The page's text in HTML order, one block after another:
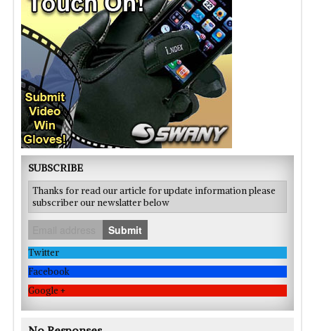
SUBSCRIBE
Thanks for read our article for update information please
subscriber our newslatter below
Submit
Twitter
Facebook
Google +